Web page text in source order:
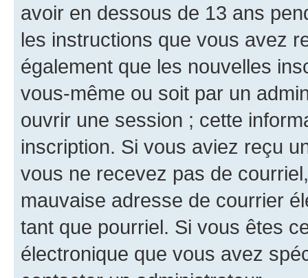
avoir en dessous de 13 ans
les instructions que vous avez
également que les nouvelles
vous-même ou soit par un
ouvrir une session ; cette
inscription. Si vous aviez reçu
vous ne recevez pas de
mauvaise adresse de courrier
tant que pourriel. Si vous êtes
électronique que vous avez